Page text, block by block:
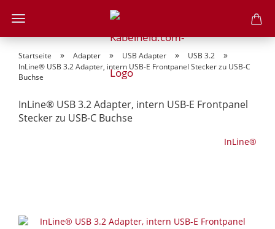
Startseite » Adapter » USB Adapter » USB 3.2 »
InLine® USB 3.2 Adapter, intern USB-E Frontpanel Stecker zu USB-C
Buchse
InLine® USB 3.2 Adapter, intern USB-E Frontpanel
Stecker zu USB-C Buchse
InLine®